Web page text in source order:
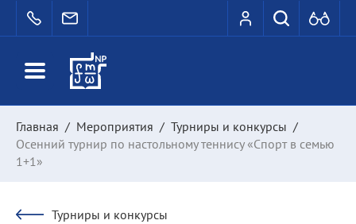
Главная / Мероприятия / Турниры и конкурсы /
Осенний турнир по настольному теннису «Спорт в семью
1+1»
Турниры и конкурсы